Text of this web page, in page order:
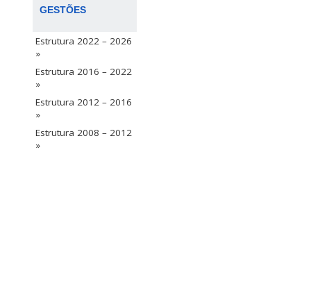
GESTÕES
Estrutura 2022 – 2026
»
Estrutura 2016 – 2022
»
Estrutura 2012 – 2016
»
Estrutura 2008 – 2012
»